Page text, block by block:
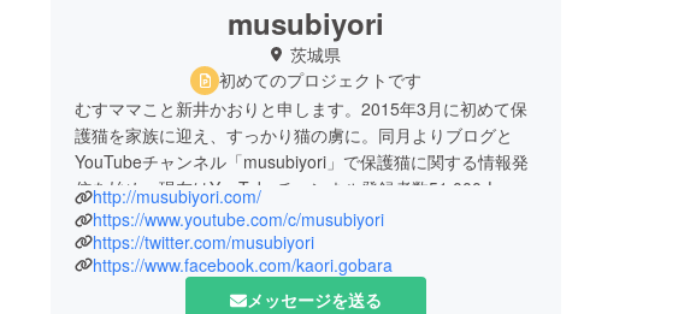
musubiyori
茨城県
初めてのプロジェクトです
むすママこと新井かおりと申します。2015年3月に初めて保
護猫を家族に迎え、すっかり猫の虜に。同月よりブログと
YouTubeチャンネル「musubiyori」で保護猫に関する情報発
信を始め、現在はYouTubeチャンネル登録者数51,000人、
Line＠お友達人数2,000人と交流しながら、より良い猫社会
の実現に向け活動しています。
http://musubiyori.com/
https://www.youtube.com/c/musubiyori
https://twitter.com/musubiyori
https://www.facebook.com/kaori.gobara
メッセージを送る